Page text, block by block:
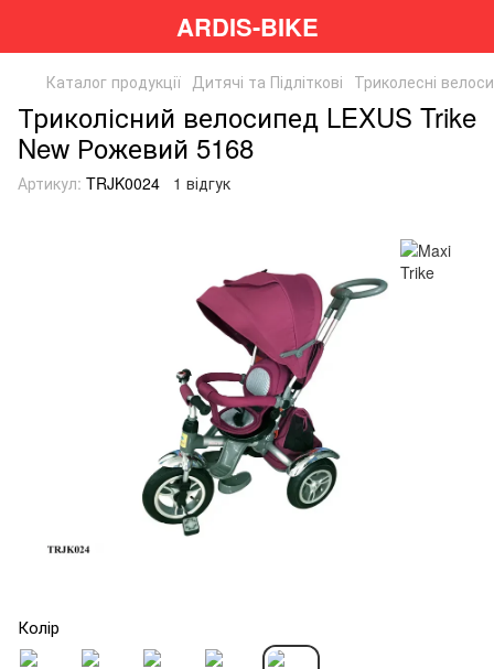
ARDIS-BIKE
Каталог продукції Дитячі та Підліткові Триколесні
Триколісний велосипед LEXUS Trike
New Рожевий 5168
Артикул: TRJK0024 1 відгук
Колір